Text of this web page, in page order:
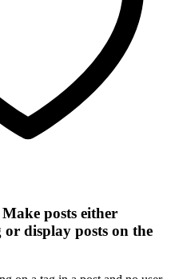
posts either
or display posts on the